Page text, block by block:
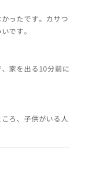
ったです。カサつ
です。
家を出る10分前に
ろ、子供がいる人